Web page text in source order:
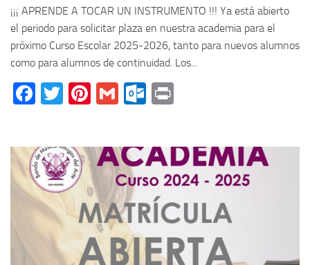
¡¡¡ APRENDE A TOCAR UN INSTRUMENTO !!! Ya está abierto
el periodo para solicitar plaza en nuestra academia para el
próximo Curso Escolar 2025-2026, tanto para nuevos alumnos
como para alumnos de continuidad. Los...
Facebook
TwitterPinterest
GmailOutlook.com